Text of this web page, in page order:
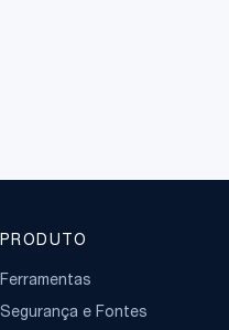
PRODUTO
Ferramentas
Segurança e Fontes